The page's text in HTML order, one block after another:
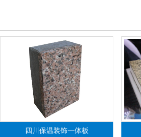
四川保温装饰一体板